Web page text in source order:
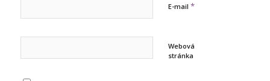
E-mail *
Webová
stránka